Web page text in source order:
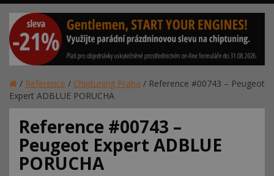
/ Reference / Chiptuning Praha / Reference #00743 – Peugeot
Expert ADBLUE PORUCHA
Reference #00743 –
Peugeot Expert ADBLUE
PORUCHA